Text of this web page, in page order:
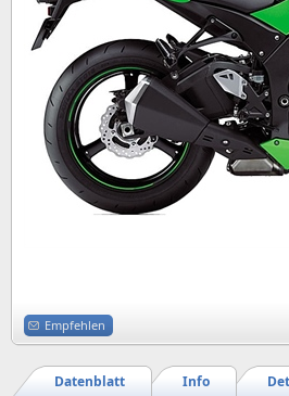
Empfehlen
Info
Datenblatt